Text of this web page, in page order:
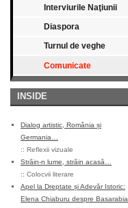
Interviurile Naţiunii
Diaspora
Turnul de veghe
Comunicate
INSIDE
Dialog artistic, România și
Germania…
:: Reflexii vizuale
Străin-n lume, străin acasă…
:: Colocvii literare
Apel la Dreptate și Adevăr Istoric:
Elena Chiaburu despre Basarabia,